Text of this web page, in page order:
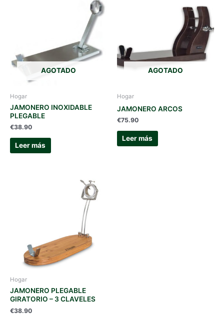
AGOTADO
Hogar
JAMONERO INOXIDABLE
PLEGABLE
€38.90
Leer más
AGOTADO
Hogar
JAMONERO ARCOS
€75.90
Leer más
Hogar
JAMONERO PLEGABLE
GIRATORIO – 3 CLAVELES
€38.90